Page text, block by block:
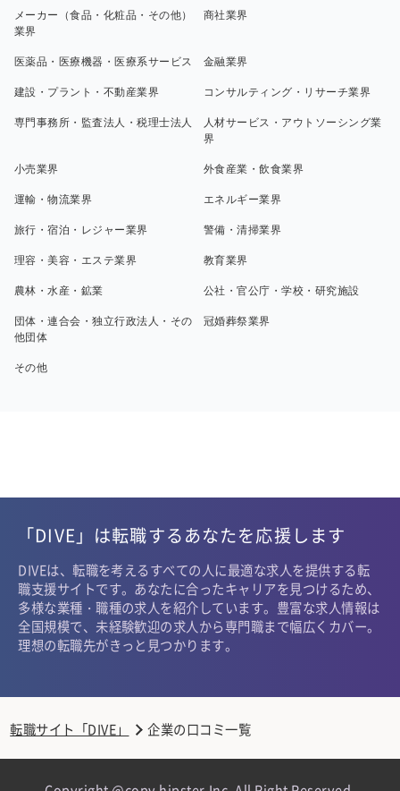
メーカー（食品・化粧品・その他）
業界
商社業界
医薬品・医療機器・医療系サービス 金融業界
建設・プラント・不動産業界 コンサルティング・リサーチ業界
専門事務所・監査法人・税理士法人
人材サービス・アウトソーシング業
界
小売業界 外食産業・飲食業界
運輸・物流業界 エネルギー業界
旅行・宿泊・レジャー業界 警備・清掃業界
理容・美容・エステ業界 教育業界
農林・水産・鉱業 公社・官公庁・学校・研究施設
団体・連合会・独立行政法人・その
他団体
冠婚葬祭業界
その他
「DIVE」は転職するあなたを応援します
DIVEは、転職を考えるすべての人に最適な求人を提供する転
職支援サイトです。あなたに合ったキャリアを見つけるため、
多様な業種・職種の求人を紹介しています。豊富な求人情報は
全国規模で、未経験歓迎の求人から専門職まで幅広くカバー。
理想の転職先がきっと見つかります。
転職サイト「DIVE」 企業の口コミ一覧